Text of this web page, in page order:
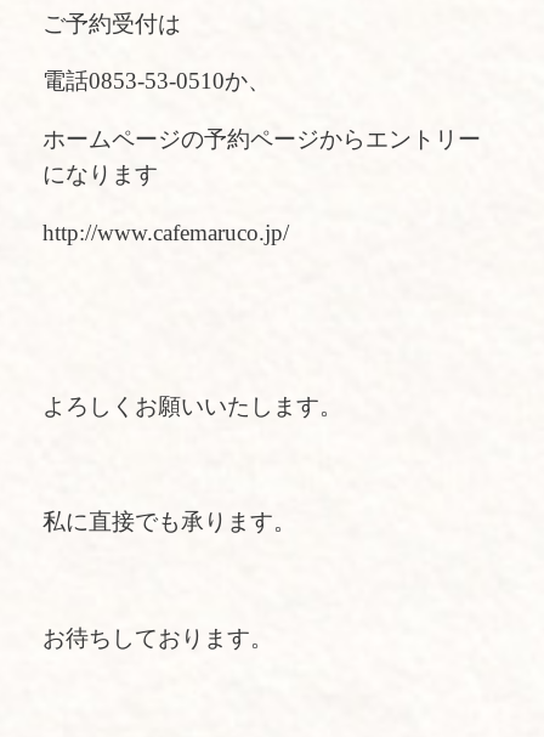
ご予約受付は
電話0853-53-0510か、
ホームページの予約ページからエントリー
になります
http://www.cafemaruco.jp/
よろしくお願いいたします。
私に直接でも承ります。
お待ちしております。